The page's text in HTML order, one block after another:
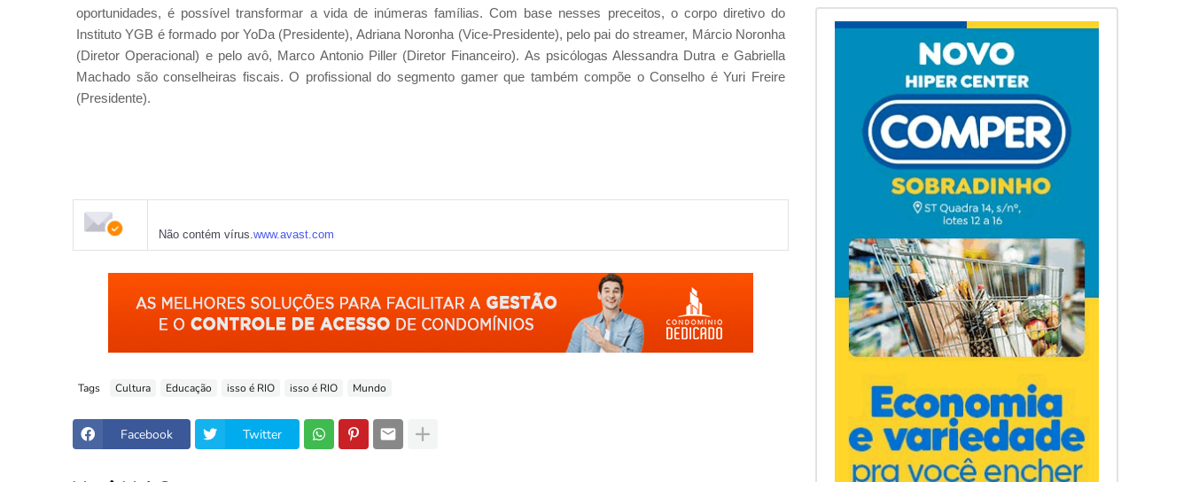
oportunidades, é possível transformar a vida de inúmeras famílias. Com base nesses preceitos, o corpo diretivo do
Instituto YGB é formado por YoDa (Presidente), Adriana Noronha (Vice-Presidente), pelo pai do streamer, Márcio Noronha
(Diretor Operacional) e pelo avô, Marco Antonio Piller (Diretor Financeiro). As psicólogas Alessandra Dutra e Gabriella
Machado são conselheiras fiscais. O profissional do segmento gamer que também compõe o Conselho é Yuri Freire
(Presidente).
Não contém vírus.www.avast.com
Tags Cultura Educação isso é RIO isso é RIO Mundo
Facebook Twitter